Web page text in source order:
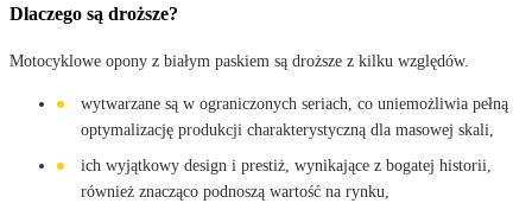
Dlaczego są droższe?
Motocyklowe opony z białym paskiem są droższe z kilku względów.
wytwarzane są w ograniczonych seriach, co uniemożliwia pełną
optymalizację produkcji charakterystyczną dla masowej skali,
ich wyjątkowy design i prestiż, wynikające z bogatej historii,
również znacząco podnoszą wartość na rynku,